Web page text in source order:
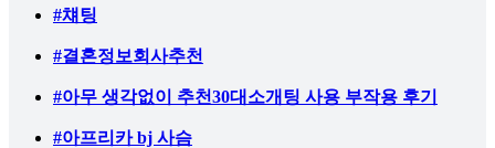
#챼팅
#결혼정보회사추천
#아무 생각없이 추천30대소개팅 사용 부작용 후기
#아프리카 bj 사슴